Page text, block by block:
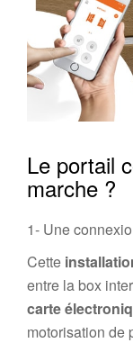
Le portail
marche ?
1- Une
Cette
entre la box
carte
motorisation de